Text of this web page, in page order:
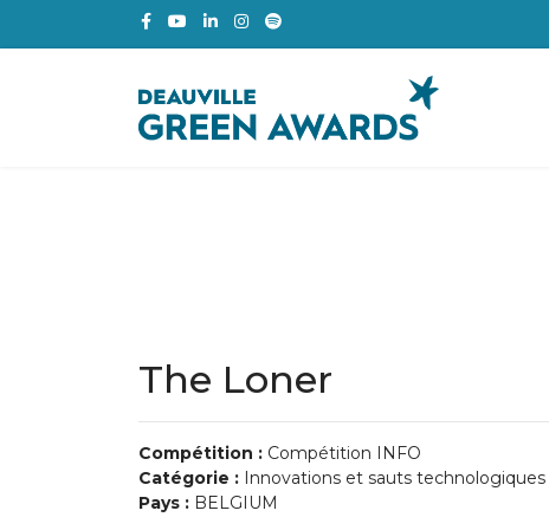
The Loner
Compétition : Compétition INFO
Catégorie : Innovations et sauts technologiques
Pays : BELGIUM